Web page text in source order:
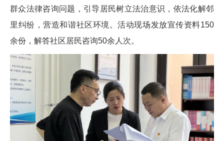
群众法律咨询问题，引导居民树立法治意识，依法化解邻
里纠纷，营造和谐社区环境。活动现场发放宣传资料150
余份，解答社区居民咨询50余人次。